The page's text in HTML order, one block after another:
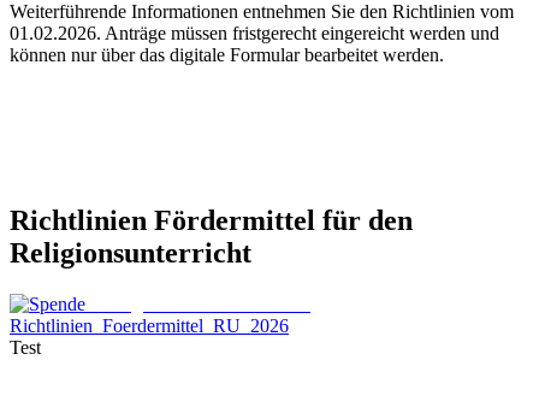
Weiterführende Informationen entnehmen Sie den Richtlinien vom
01.02.2026. Anträge müssen fristgerecht eingereicht werden und
können nur über das digitale Formular bearbeitet werden.
Richtlinien Fördermittel für den
Religionsunterricht
Richtlinien_Foerdermittel_RU_2026
Test